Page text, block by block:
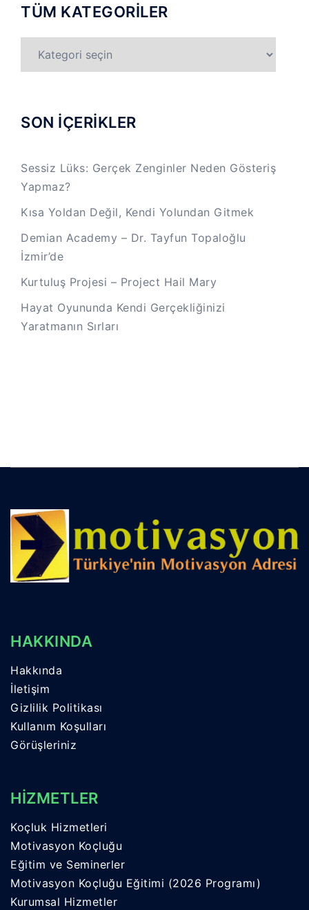
TÜM KATEGORİLER
KATEGORİLER
SON İÇERİKLER
Sessiz Lüks: Gerçek Zenginler Neden Gösteriş
Yapmaz?
Kısa Yoldan Değil, Kendi Yolundan Gitmek
Demian Academy – Dr. Tayfun Topaloğlu
İzmir’de
Kurtuluş Projesi – Project Hail Mary
Hayat Oyununda Kendi Gerçekliğinizi
Yaratmanın Sırları
HAKKINDA
Hakkında
İletişim
Gizlilik Politikası
Kullanım Koşulları
Görüşleriniz
HİZMETLER
Koçluk Hizmetleri
Motivasyon Koçluğu
Eğitim ve Seminerler
Motivasyon Koçluğu Eğitimi (2026 Programı)
Kurumsal Hizmetler